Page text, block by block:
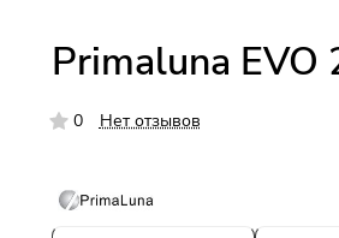
Primaluna
0 Нет отзывов